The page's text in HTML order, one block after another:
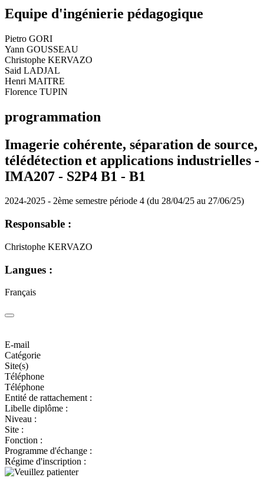
Equipe d'ingénierie pédagogique
Pietro GORI
Yann GOUSSEAU
Christophe KERVAZO
Said LADJAL
Henri MAITRE
Florence TUPIN
programmation
Imagerie cohérente, séparation de source,
télédétection et applications industrielles -
IMA207 - S2P4 B1 - B1
2024-2025 - 2ème semestre période 4 (du 28/04/25 au 27/06/25)
Responsable :
Christophe KERVAZO
Langues :
Français
E-mail
Catégorie
Site(s)
Téléphone
Téléphone
Entité de rattachement :
Libelle diplôme :
Niveau :
Site :
Fonction :
Programme d'échange :
Régime d'inscription :